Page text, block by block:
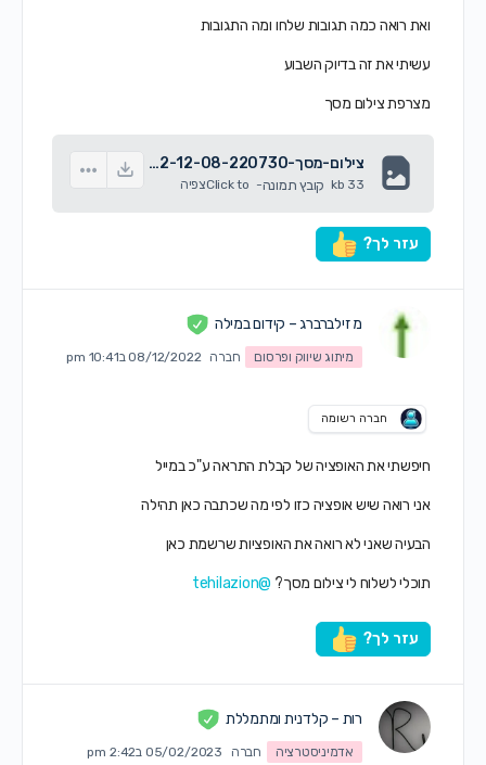
ואת רואה כמה תגובות שלחו ומה התגובות
עשיתי את זה בדיוק השבוע
מצרפת צילום מסך
צילום-מסך-2022-12-08-220730.png
33 kb קובץ תמונה-
Click toצפיה
עזר לך?
מ זילברברג – קידום במילה
מיתוג שיווק ופרסום חברה 08/12/2022 ב10:41 pm
חברה רשומה
חיפשתי את האופציה של קבלת התראה ע"כ במייל
אני רואה שיש אופציה כזו לפי מה שכתבה כאן תהילה
הבעיה שאני לא רואה את האופציות שרשמת כאן
תוכלי לשלוח לי צילום מסך?@tehilazion
עזר לך?
רות – קלדנית ומתמללת
אדמיניסטרציה חברה 05/02/2023 ב2:42 pm